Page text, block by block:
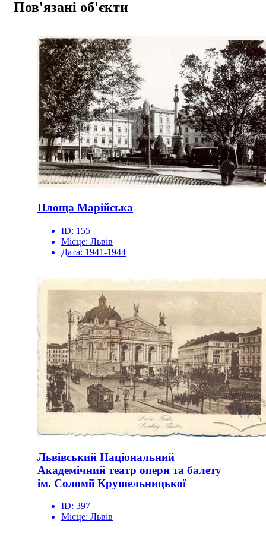
Пов'язані об'єкти
Площа Марійська
ID: 155
Місце: Львів
Дата: 1941-1944
Львівський Національний
Академічний театр опери та балету
ім. Соломії Крушельницької
ID: 397
Місце: Львів